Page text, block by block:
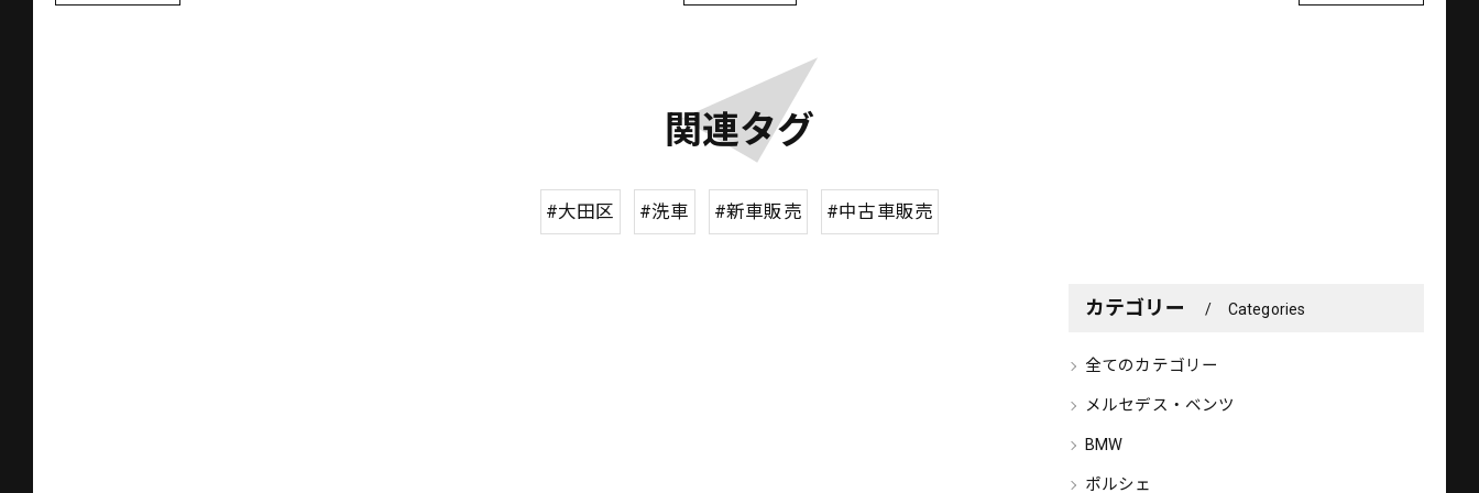
関連タグ
#大田区 #洗車 #新車販売 #中古車販売
カテゴリー Categories
全てのカテゴリー
メルセデス・ベンツ
BMW
ポルシェ